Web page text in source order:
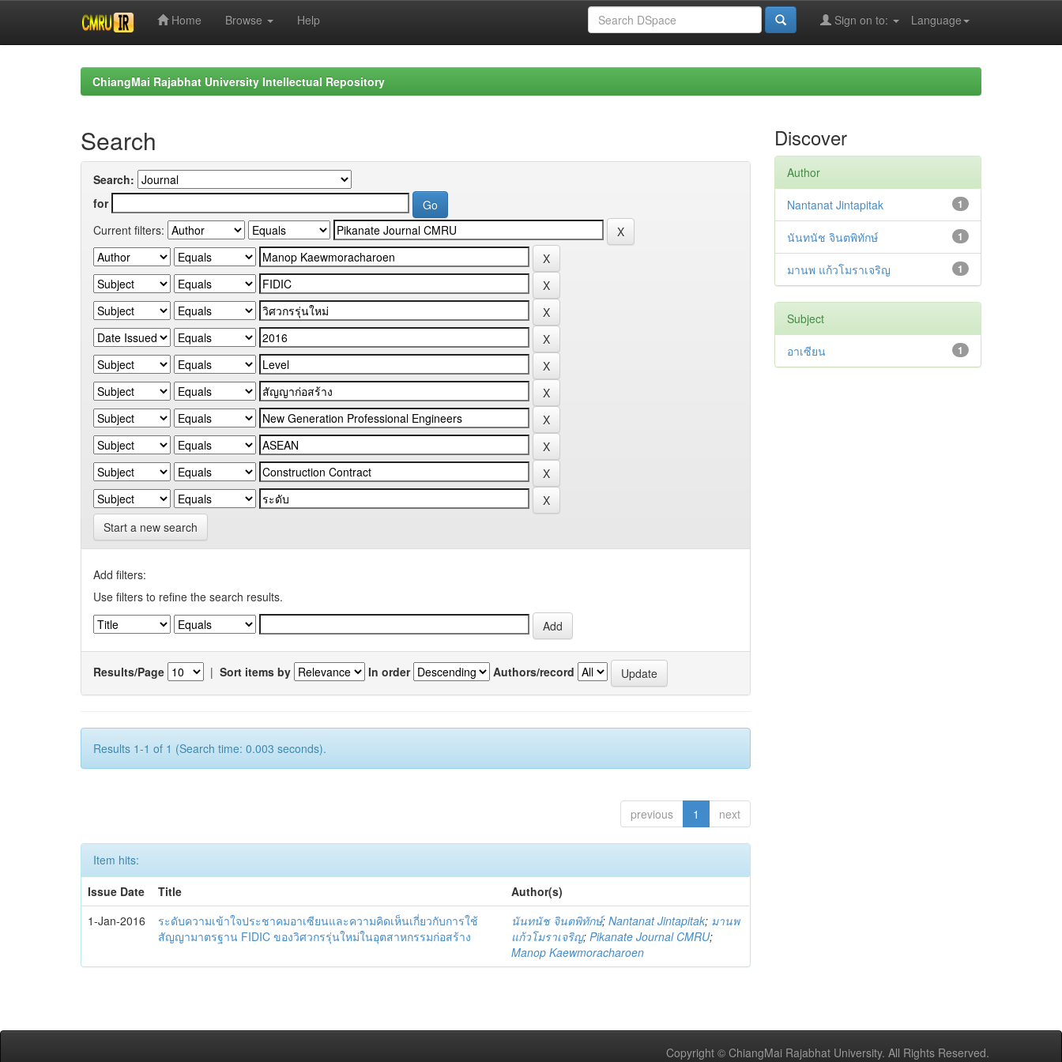
Home Browse Help Language
Sign on to:
ChiangMai Rajabhat University Intellectual Repository
Search
Search:
for
Current filters:
Start a new search
Add filters:
Use filters to refine the search results.
Results/Page | Sort items by In order Authors/record
Results 1-1 of 1 (Search time: 0.003 seconds).
previous 1 next
Item hits:
Issue Date
Title
Author(s)
1-Jan-2016
ระดับความเข้าใจประชาคมอาเซียนและความคิดเห็นเกี่ยวกับการใช้
สัญญามาตรฐาน FIDIC ของวิศวกรรุ่นใหม่ในอุตสาหกรรมก่อสร้าง
นันทนัช จินตพิทักษ์;Nantanat Jintapitak; มานพ
แก้วโมราเจริญ;Pikanate Journal CMRU;
Manop Kaewmoracharoen
Discover
Author
1
Nantanat Jintapitak
1
นันทนัช จินตพิทักษ์
1
มานพ แก้วโมราเจริญ
Subject
1
อาเซียน
Copyright © ChiangMai Rajabhat University. All Rights Reserved.